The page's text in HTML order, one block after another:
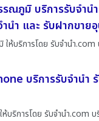
รณภูมิ บริการรับจำ
นำ และ รับฝากขาย
ห้บริการโดย รับจํานํา.com
บริการรับจำนำ
บริการโดย รับจํานํา.com บ